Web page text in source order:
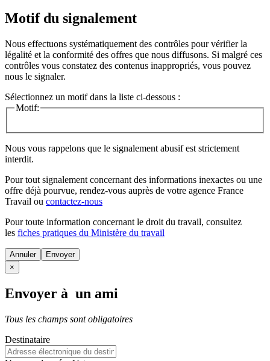
Motif du signalement
Nous effectuons systématiquement des contrôles pour vérifier la
légalité et la conformité des offres que nous diffusons. Si malgré ces
contrôles vous constatez des contenus inappropriés, vous pouvez
nous le signaler.
Sélectionnez un motif dans la liste ci-dessous :
Motif:
Nous vous rappelons que le signalement abusif est strictement
interdit.
Pour tout signalement concernant des informations inexactes ou une
offre déjà pourvue, rendez-vous auprès de votre agence France
Travail ou contactez-nous
Pour toute information concernant le droit du travail, consultez
les fiches pratiques du Ministère du travail
Annuler
×
Envoyer à un ami
Tous les champs sont obligatoires
Destinataire